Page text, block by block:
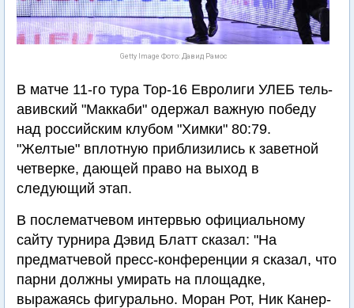
Getty Image Фото: Давид Рамос
В матче 11-го тура Тор-16 Евролиги УЛЕБ тель-
авивский "Маккаби" одержал важную победу
над российским клубом "Химки" 80:79.
"Желтые" вплотную приблизились к заветной
четверке, дающей право на выход в
следующий этап.
В послематчевом интервью официальному
сайту турнира Дэвид Блатт сказал: "На
предматчевой пресс-конференции я сказал, что
парни должны умирать на площадке,
выражаясь фигурально. Моран Рот, Ник Канер-